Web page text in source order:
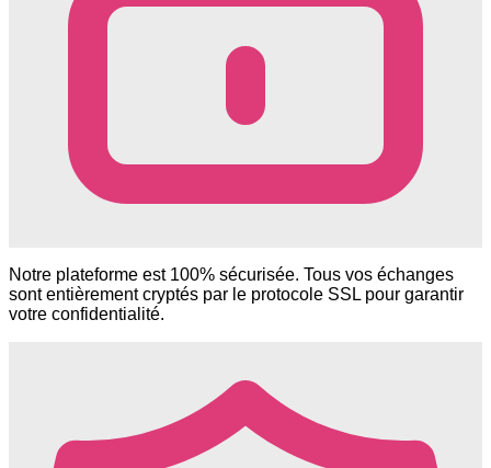
Notre plateforme est 100% sécurisée. Tous vos échanges
sont entièrement cryptés par le protocole SSL pour garantir
votre confidentialité.